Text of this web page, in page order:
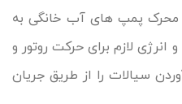
محرک پمپ های آب خانگی به
لازم برای حرکت روتور و
سیالات را از طریق جریان